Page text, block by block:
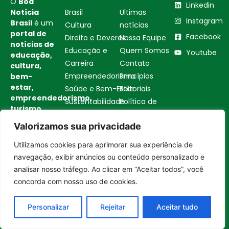
Valorizamos sua privacidade
Utilizamos cookies para aprimorar sua experiência de
navegação, exibir anúncios ou conteúdo personalizado e
analisar nosso tráfego. Ao clicar em “Aceitar todos”, você
concorda com nosso uso de cookies.
Personalizar Rejeitar Aceitar tudo
Notícia
Brasil é um
portal de
notícias de
educação,
cultura,
bem-
estar,
empreendedorismo,
turismo,
e
sustentabilidade
no Brasil e
no mundo.
Reúne
histórias
inspiradoras,
boas
iniciativas,
Brasil
Cultura
Direito e Deveres
Educação e
Carreira
Empreendedorismo
Saúde e Bem-Estar
Sustentabilidade
Turismo e
Gastronomia
Ultimas
notícias
Nossa Equipe
Quem Somos
Contato
Princípios
Editoriais
Política de
Política de
Linkedin
Instagram
Facebook
Youtube